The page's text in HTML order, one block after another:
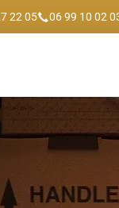
22 05 06 99 10 02